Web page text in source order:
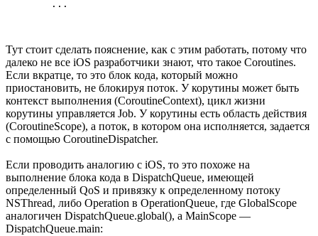
Тут стоит сделать пояснение, как с этим работать, потому что
далеко не все iOS разработчики знают, что такое Coroutines.
Если вкратце, то это блок кода, который можно
приостановить, не блокируя поток. У корутины может быть
контекст выполнения (CoroutineContext), цикл жизни
корутины управляется Job. У корутины есть область действия
(CoroutineScope), а поток, в котором она исполняется, задается
с помощью CoroutineDispatcher.
Если проводить аналогию с iOS, то это похоже на
выполнение блока кода в DispatchQueue, имеющей
определенный QoS и привязку к определенному потоку
NSThread, либо Operation в OperationQueue, где GlobalScope
аналогичен DispatchQueue.global(), а MainScope —
DispatchQueue.main: